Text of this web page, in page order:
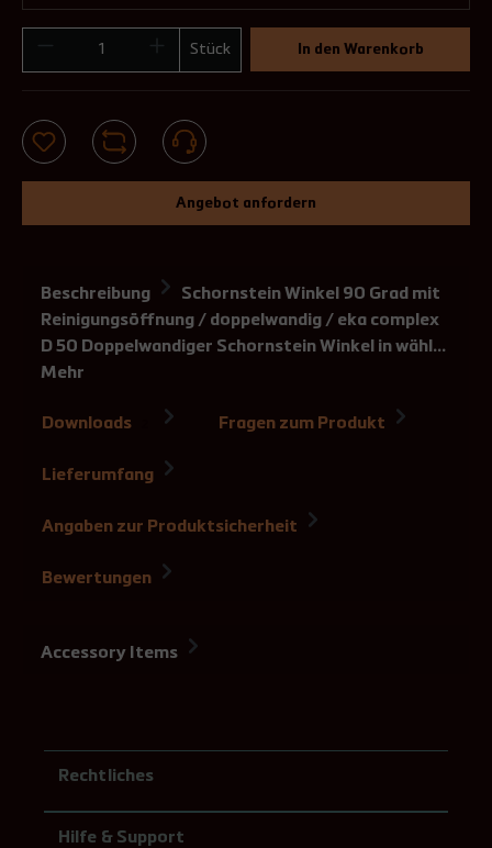
Stück In den Warenkorb
Angebot anfordern
Beschreibung
Schornstein Winkel 90 Grad mit
Reinigungsöffnung / doppelwandig / eka complex
D 50 Doppelwandiger Schornstein Winkel in wähl…
Mehr
Downloads Fragen zum Produkt
Lieferumfang
Angaben zur Produktsicherheit
Bewertungen
Accessory Items
Rechtliches
Hilfe & Support